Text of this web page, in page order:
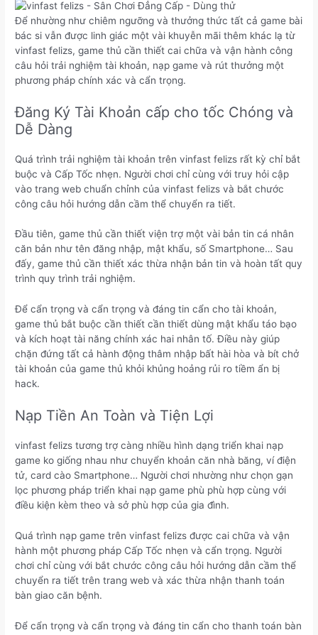
Để nhường như chiêm ngưỡng và thưởng thức tất cả game bài
bác si vẫn được linh giác một vài khuyễn mãi thêm khác lạ từ
vinfast felizs, game thủ cần thiết cai chữa và vận hành công
câu hỏi trải nghiệm tài khoản, nạp game và rút thưởng một
phương pháp chính xác và cẩn trọng.
Đăng Ký Tài Khoản cấp cho tốc Chóng và
Dễ Dàng
Quá trình trải nghiệm tài khoản trên vinfast felizs rất kỳ chỉ bắt
buộc và Cấp Tốc nhẹn. Người chơi chỉ cùng với truy hỏi cập
vào trang web chuẩn chỉnh của vinfast felizs và bắt chước
công câu hỏi hướng dẫn cầm thể chuyển ra tiết.
Đầu tiên, game thủ cần thiết viện trợ một vài bản tin cá nhân
căn bản như tên đăng nhập, mật khẩu, số Smartphone… Sau
đấy, game thủ cần thiết xác thừa nhận bản tin và hoàn tất quy
trình quy trình trải nghiệm.
Để cẩn trọng và cẩn trọng và đáng tin cẩn cho tài khoản,
game thủ bắt buộc cần thiết cần thiết dùng mật khẩu táo bạo
và kích hoạt tài năng chính xác hai nhân tố. Điều này giúp
chặn đứng tất cả hành động thâm nhập bất hài hòa và bít chở
tài khoản của game thủ khỏi khủng hoảng rủi ro tiềm ẩn bị
hack.
Nạp Tiền An Toàn và Tiện Lợi
vinfast felizs tương trợ càng nhiều hình dạng triển khai nạp
game ko giống nhau như chuyển khoản căn nhà băng, ví điện
tử, card cào Smartphone… Người chơi nhường như chọn gạn
lọc phương pháp triển khai nạp game phù phù hợp cùng với
điều kiện kèm theo và sở phù hợp của gia đình.
Quá trình nạp game trên vinfast felizs được cai chữa và vận
hành một phương pháp Cấp Tốc nhẹn và cẩn trọng. Người
chơi chỉ cùng với bắt chước công câu hỏi hướng dẫn cầm thể
chuyển ra tiết trên trang web và xác thừa nhận thanh toán
bàn giao căn bệnh.
Để cẩn trọng và cẩn trọng và đáng tin cẩn cho thanh toán bàn